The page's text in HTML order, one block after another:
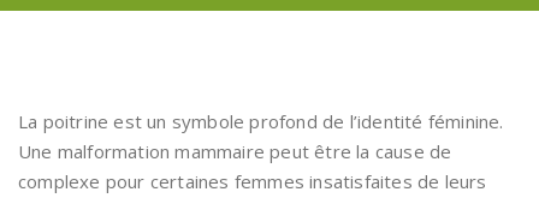
La poitrine est un symbole profond de l’identité féminine.
Une malformation mammaire peut être la cause de
complexe pour certaines femmes insatisfaites de leurs